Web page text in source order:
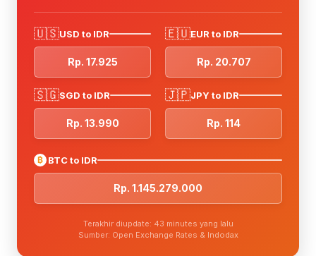
🇺🇸USD to IDR
Rp. 17.925
🇪🇺EUR to IDR
Rp. 20.707
🇸🇬SGD to IDR
Rp. 13.990
🇯🇵JPY to IDR
Rp. 114
₿ BTC to IDR
Rp. 1.145.279.000
Terakhir diupdate: 43 minutes yang lalu
Sumber: Open Exchange Rates & Indodax